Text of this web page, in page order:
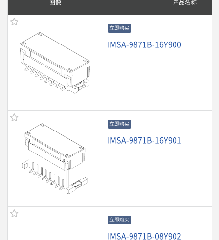
图像 产品名称
立即购买
IMSA-9871B-16Y900
立即购买
IMSA-9871B-16Y901
立即购买
IMSA-9871B-08Y902